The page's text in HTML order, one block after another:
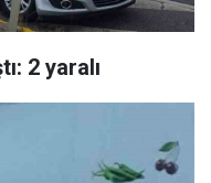
2 yaralı